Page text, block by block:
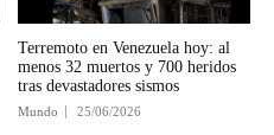
Terremoto en Venezuela hoy: al
menos 32 muertos y 700 heridos
tras devastadores sismos
Mundo 25/06/2026